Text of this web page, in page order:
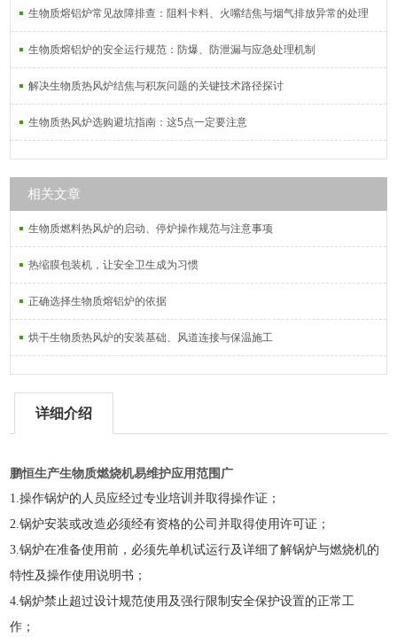
生物质熔铝炉常见故障排查：阻料卡料、火嘴结焦与烟气排放异常的处理
生物质熔铝炉的安全运行规范：防爆、防泄漏与应急处理机制
解决生物质热风炉结焦与积灰问题的关键技术路径探讨
生物质热风炉选购避坑指南：这5点一定要注意
相关文章
生物质燃料热风炉的启动、停炉操作规范与注意事项
热缩膜包装机，让安全卫生成为习惯
正确选择生物质熔铝炉的依据
烘干生物质热风炉的安装基础、风道连接与保温施工
详细介绍
鹏恒生产生物质燃烧机易维护应用范围广
1.操作锅炉的人员应经过专业培训并取得操作证；
2.锅炉安装或改造必须经有资格的公司并取得使用许可证；
3.锅炉在准备使用前，必须先单机试运行及详细了解锅炉与燃烧机的
特性及操作使用说明书；
4.锅炉禁止超过设计规范使用及强行限制安全保护设置的正常工
作；